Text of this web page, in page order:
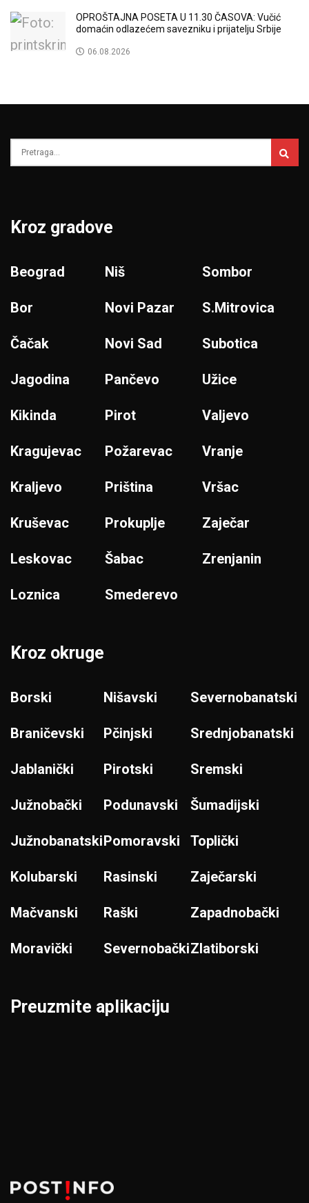
OPROŠTAJNA POSETA U 11.30 ČASOVA: Vučić
domaćin odlazećem savezniku i prijatelju Srbije
06.08.2026
Kroz gradove
Beograd
Bor
Čačak
Jagodina
Kikinda
Kragujevac
Kraljevo
Kruševac
Leskovac
Loznica
Niš
Novi Pazar
Novi Sad
Pančevo
Pirot
Požarevac
Priština
Prokuplje
Šabac
Smederevo
Sombor
S.Mitrovica
Subotica
Užice
Valjevo
Vranje
Vršac
Zaječar
Zrenjanin
Kroz okruge
Borski
Braničevski
Jablanički
Južnobački
Južnobanatski
Kolubarski
Mačvanski
Moravički
Nišavski
Pčinjski
Pirotski
Podunavski
Pomoravski
Rasinski
Raški
Severnobački
Severnobanatski
Srednjobanatski
Sremski
Šumadijski
Toplički
Zaječarski
Zapadnobački
Zlatiborski
Preuzmite aplikaciju